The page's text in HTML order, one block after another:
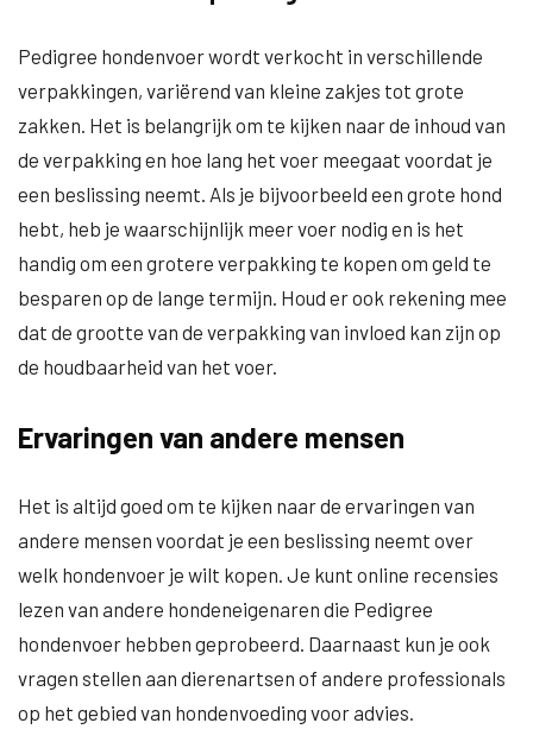
Pedigree hondenvoer wordt verkocht in verschillende
verpakkingen, variërend van kleine zakjes tot grote
zakken. Het is belangrijk om te kijken naar de inhoud van
de verpakking en hoe lang het voer meegaat voordat je
een beslissing neemt. Als je bijvoorbeeld een grote hond
hebt, heb je waarschijnlijk meer voer nodig en is het
handig om een grotere verpakking te kopen om geld te
besparen op de lange termijn. Houd er ook rekening mee
dat de grootte van de verpakking van invloed kan zijn op
de houdbaarheid van het voer.
Ervaringen van andere mensen
Het is altijd goed om te kijken naar de ervaringen van
andere mensen voordat je een beslissing neemt over
welk hondenvoer je wilt kopen. Je kunt online recensies
lezen van andere hondeneigenaren die Pedigree
hondenvoer hebben geprobeerd. Daarnaast kun je ook
vragen stellen aan dierenartsen of andere professionals
op het gebied van hondenvoeding voor advies.